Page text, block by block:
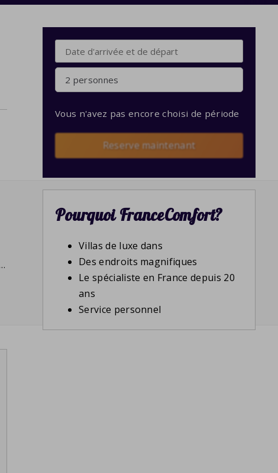
2 personnes
Vous n'avez pas encore choisi de période
Reserve maintenant
Pourquoi FranceComfort?
Villas de luxe dans
Des endroits magnifiques
Le spécialiste en France depuis 20
ans
Service personnel